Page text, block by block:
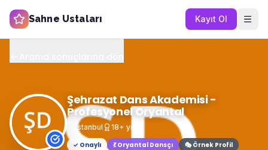
Sahne Ustaları Kayıt Ol
Şehrazat Dans Akademisi -
Profesyonel Oryantal
İstanbul 18+ yıl
✓ Onaylı
💃 Oryantal Dansçı 🎭 Örnek Profil